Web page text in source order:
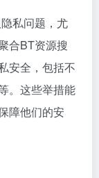
私问题，尤
合BT资源搜
安全，包括不
。这些举措能
障他们的安